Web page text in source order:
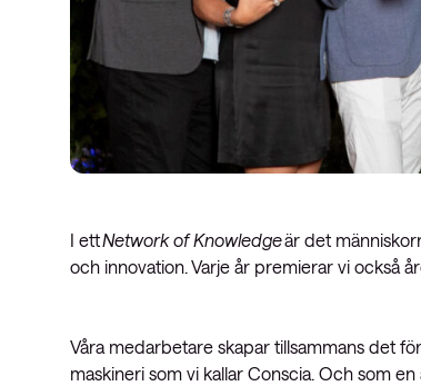
I ettNetwork of Knowledgeär det
och innovation. Varje år premierar vi också
Våra medarbetare skapar tillsammans det
maskineri som vi kallar Conscia. Och som